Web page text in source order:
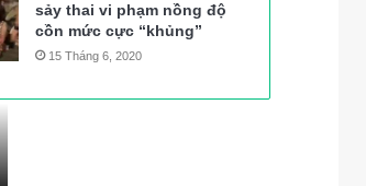
sảy thai vi phạm nồng độ
cồn mức cực “khủng”
15 Tháng 6, 2020